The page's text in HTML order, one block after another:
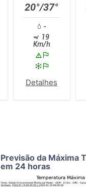
20°/37°
-
19
Km/h
Detalhes
Previsão da Máxima
em 24 horas